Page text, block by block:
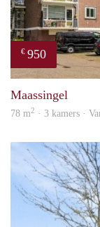
€ 950
Maassingel
78 m2 · 3 kamers ·